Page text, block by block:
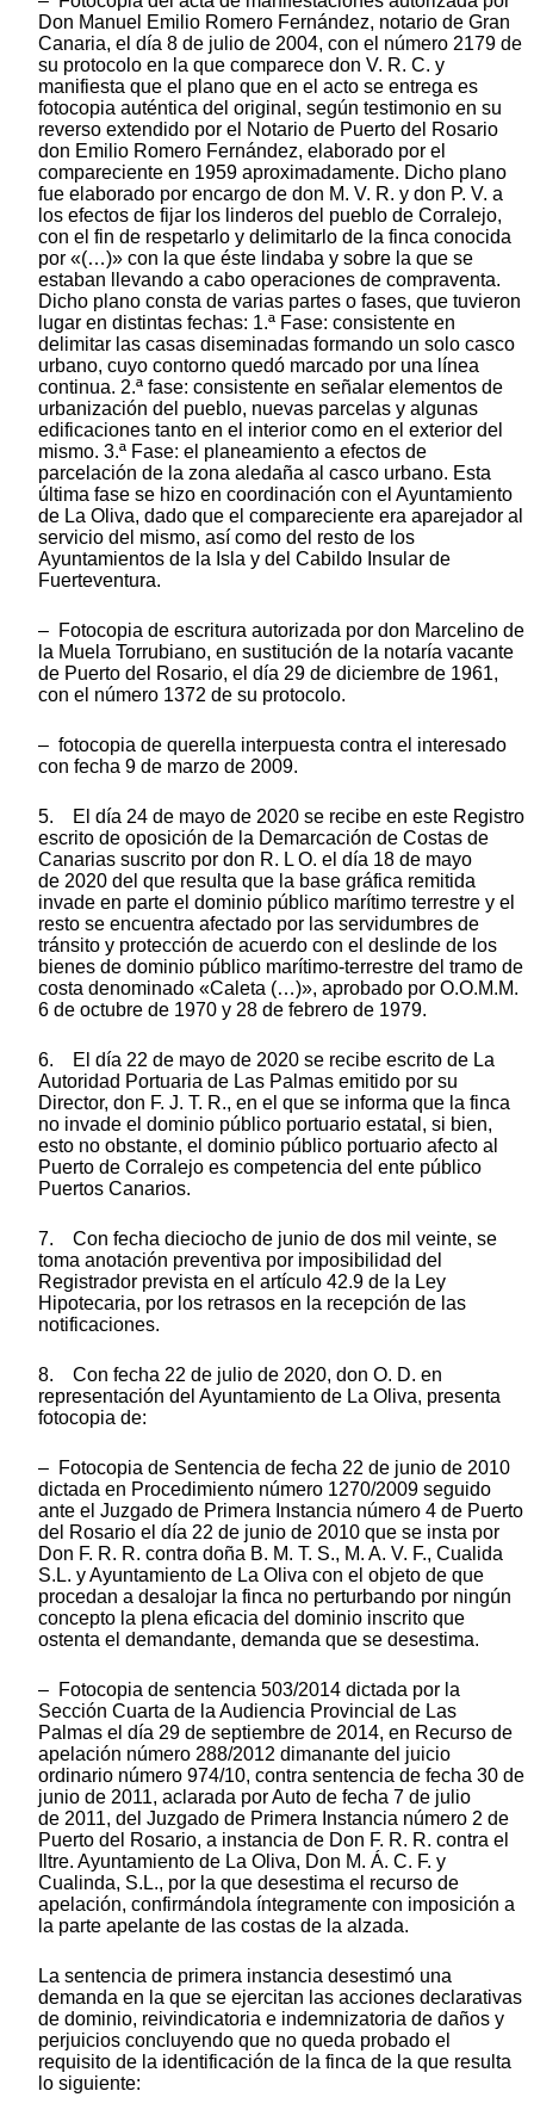
Don Manuel Emilio Romero Fernández, notario de Gran
Canaria, el día 8 de julio de 2004, con el número 2179 de
su protocolo en la que comparece don V. R. C. y
manifiesta que el plano que en el acto se entrega es
fotocopia auténtica del original, según testimonio en su
reverso extendido por el Notario de Puerto del Rosario
don Emilio Romero Fernández, elaborado por el
compareciente en 1959 aproximadamente. Dicho plano
fue elaborado por encargo de don M. V. R. y don P. V. a
los efectos de fijar los linderos del pueblo de Corralejo,
con el fin de respetarlo y delimitarlo de la finca conocida
por «(…)» con la que éste lindaba y sobre la que se
estaban llevando a cabo operaciones de compraventa.
Dicho plano consta de varias partes o fases, que tuvieron
lugar en distintas fechas: 1.ª Fase: consistente en
delimitar las casas diseminadas formando un solo casco
urbano, cuyo contorno quedó marcado por una línea
continua. 2.ª fase: consistente en señalar elementos de
urbanización del pueblo, nuevas parcelas y algunas
edificaciones tanto en el interior como en el exterior del
mismo. 3.ª Fase: el planeamiento a efectos de
parcelación de la zona aledaña al casco urbano. Esta
última fase se hizo en coordinación con el Ayuntamiento
de La Oliva, dado que el compareciente era aparejador al
servicio del mismo, así como del resto de los
Ayuntamientos de la Isla y del Cabildo Insular de
Fuerteventura.
– Fotocopia de escritura autorizada por don Marcelino de
la Muela Torrubiano, en sustitución de la notaría vacante
de Puerto del Rosario, el día 29 de diciembre de 1961,
con el número 1372 de su protocolo.
– fotocopia de querella interpuesta contra el interesado
con fecha 9 de marzo de 2009.
5. El día 24 de mayo de 2020 se recibe en este Registro
escrito de oposición de la Demarcación de Costas de
Canarias suscrito por don R. L O. el día 18 de mayo
de 2020 del que resulta que la base gráfica remitida
invade en parte el dominio público marítimo terrestre y el
resto se encuentra afectado por las servidumbres de
tránsito y protección de acuerdo con el deslinde de los
bienes de dominio público marítimo-terrestre del tramo de
costa denominado «Caleta (…)», aprobado por O.O.M.M.
6 de octubre de 1970 y 28 de febrero de 1979.
6. El día 22 de mayo de 2020 se recibe escrito de La
Autoridad Portuaria de Las Palmas emitido por su
Director, don F. J. T. R., en el que se informa que la finca
no invade el dominio público portuario estatal, si bien,
esto no obstante, el dominio público portuario afecto al
Puerto de Corralejo es competencia del ente público
Puertos Canarios.
7. Con fecha dieciocho de junio de dos mil veinte, se
toma anotación preventiva por imposibilidad del
Registrador prevista en el artículo 42.9 de la Ley
Hipotecaria, por los retrasos en la recepción de las
notificaciones.
8. Con fecha 22 de julio de 2020, don O. D. en
representación del Ayuntamiento de La Oliva, presenta
fotocopia de:
– Fotocopia de Sentencia de fecha 22 de junio de 2010
dictada en Procedimiento número 1270/2009 seguido
ante el Juzgado de Primera Instancia número 4 de Puerto
del Rosario el día 22 de junio de 2010 que se insta por
Don F. R. R. contra doña B. M. T. S., M. A. V. F., Cualida
S.L. y Ayuntamiento de La Oliva con el objeto de que
procedan a desalojar la finca no perturbando por ningún
concepto la plena eficacia del dominio inscrito que
ostenta el demandante, demanda que se desestima.
– Fotocopia de sentencia 503/2014 dictada por la
Sección Cuarta de la Audiencia Provincial de Las
Palmas el día 29 de septiembre de 2014, en Recurso de
apelación número 288/2012 dimanante del juicio
ordinario número 974/10, contra sentencia de fecha 30 de
junio de 2011, aclarada por Auto de fecha 7 de julio
de 2011, del Juzgado de Primera Instancia número 2 de
Puerto del Rosario, a instancia de Don F. R. R. contra el
Iltre. Ayuntamiento de La Oliva, Don M. Á. C. F. y
Cualinda, S.L., por la que desestima el recurso de
apelación, confirmándola íntegramente con imposición a
la parte apelante de las costas de la alzada.
La sentencia de primera instancia desestimó una
demanda en la que se ejercitan las acciones declarativas
de dominio, reivindicatoria e indemnizatoria de daños y
perjuicios concluyendo que no queda probado el
requisito de la identificación de la finca de la que resulta
lo siguiente: